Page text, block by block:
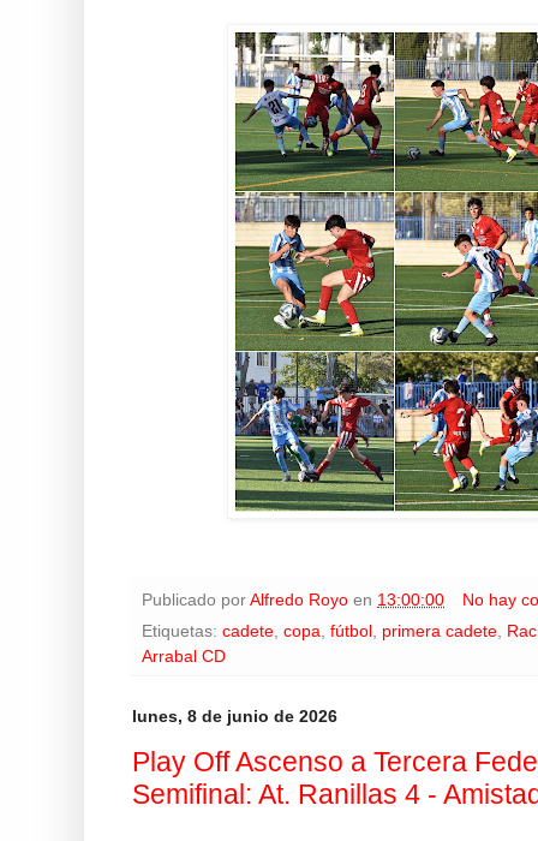
Publicado por Alfredo Royo en 13:00:00
No hay
Etiquetas: cadete, copa, fútbol , primera cadete,
Arrabal CD
lunes, 8 de junio de 2026
Play Off Ascenso a Tercera
Semifinal: At. Ranillas 4 -